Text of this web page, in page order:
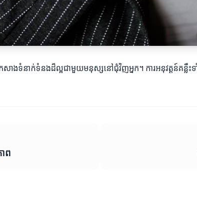
សាងទំនាក់ទំនងដ៏ល្អជាមួយមនុស្សនៅជុំវិញអ្នក។ ការអនុវត្តន៍គន្លឹ
ព